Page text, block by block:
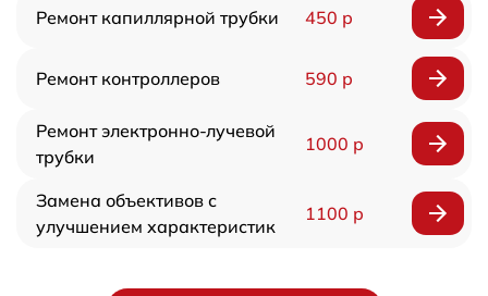
Ремонт капиллярной трубки 450 р
Ремонт контроллеров 590 р
Ремонт электронно-лучевой
трубки
1000 р
Замена объективов с
улучшением характеристик
1100 р